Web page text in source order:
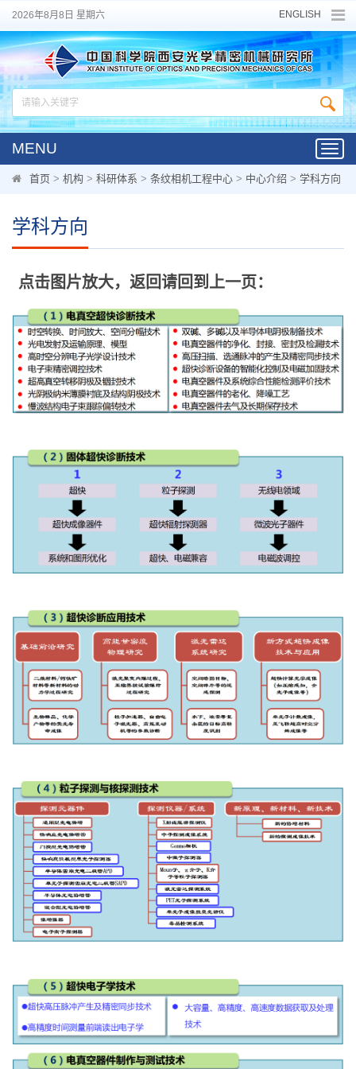
2026年8月8日 星期六 ENGLISH
MENU
首页 > 机构 > 科研体系 > 条纹相机工程中心 > 中心介绍 > 学科方向
学科方向
点击图片放大，返回请回到上一页：